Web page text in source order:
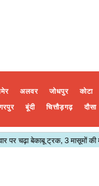
अलवर जोधपुर कोटा
बूंदी चित्तौड़गढ़ दौसा